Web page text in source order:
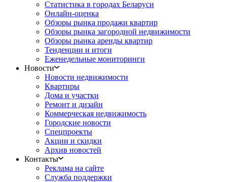
Статистика в городах Беларуси
Онлайн-оценка
Обзоры рынка продажи квартир
Обзоры рынка загородной недвижимости
Обзоры рынка аренды квартир
Тенденции и итоги
Еженедельные мониторинги
Новости
Новости недвижимости
Квартиры
Дома и участки
Ремонт и дизайн
Коммерческая недвижимость
Городские новости
Спецпроекты
Акции и скидки
Архив новостей
Контакты
Реклама на сайте
Служба поддержки